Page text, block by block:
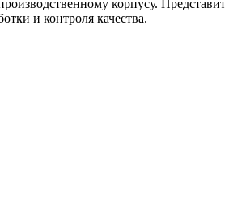
корпусу.
и контроля качества.